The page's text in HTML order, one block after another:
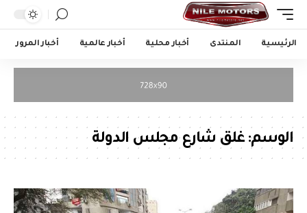
الرئيسية المنتدى أخبار محلية أخبار عالمية أخبار المرور
الوسم:غلق شارع مجلس الدولة